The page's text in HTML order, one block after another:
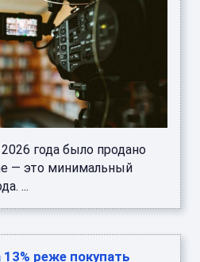
года было продано
— это минимальный
...
реже покупать